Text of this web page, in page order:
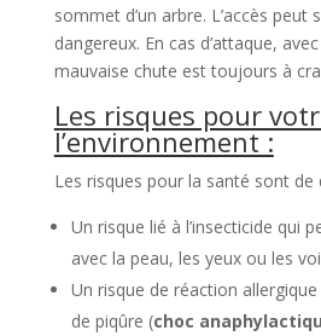
sommet d’un arbre. L’accès peut
dangereux. En cas d’attaque,
mauvaise chute est toujours à
Les risques pour
l’environnement :
Les risques pour la santé sont de
Un risque lié à l’insecticide qui
avec la peau, les yeux ou les
Un risque de réaction
de piqûre (choc